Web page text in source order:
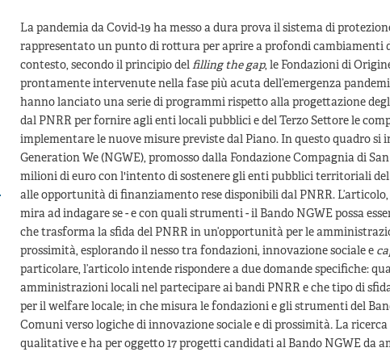
La pandemia da Covid-19 ha messo a dura prova il sistema di
rappresentato un punto di rottura per aprire a profondi cambiamenti
contesto, secondo il principio delfilling the gap, le Fondazioni di
prontamente intervenute nella fase più acuta dell’emergenza
hanno lanciato una serie di programmi rispetto alla progettazione
dal PNRR per fornire agli enti locali pubblici e del Terzo Settore le
implementare le nuove misure previste dal Piano. In questo quadro si
Generation We (NGWE), promosso dalla Fondazione Compagnia di
milioni di euro con l'intento di sostenere gli enti pubblici territoriali del
alle opportunità di finanziamento rese disponibili dal PNRR.
mira ad indagare se - e con quali strumenti - il Bando NGWE possa
che trasforma la sfida del PNRR in un’opportunità per le
prossimità, esplorando il nesso tra fondazioni, innovazione sociale e
particolare, l’articolo intende rispondere a due domande specifiche:
amministrazioni locali nel partecipare ai bandi PNRR e che tipo di
per il welfare locale; in che misura le fondazioni e gli strumenti del
Comuni verso logiche di innovazione sociale e di prossimità. La ricerca
qualitative e ha per oggetto 17 progetti candidati al Bando NGWE da